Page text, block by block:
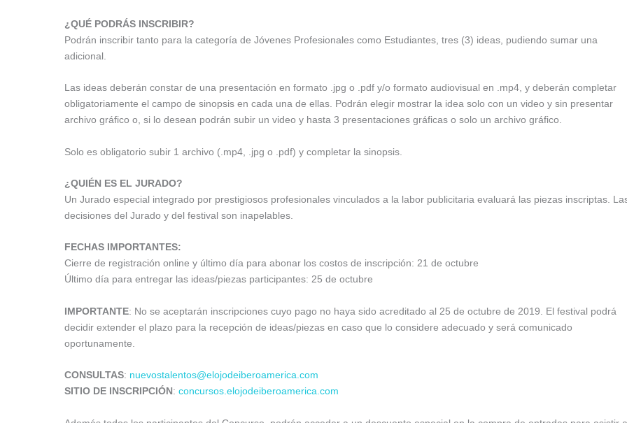
¿QUÉ PODRÁS INSCRIBIR?
Podrán inscribir tanto para la categoría de Jóvenes Profesionales como Estudiantes, tres (3) ideas, pudiendo sumar una
adicional.
Las ideas deberán constar de una presentación en formato .jpg o .pdf y/o formato audiovisual en .mp4, y deberán completar
obligatoriamente el campo de sinopsis en cada una de ellas. Podrán elegir mostrar la idea solo con un video y sin presentar
archivo gráfico o, si lo desean podrán subir un video y hasta 3 presentaciones gráficas o solo un archivo gráfico.
Solo es obligatorio subir 1 archivo (.mp4, .jpg o .pdf) y completar la sinopsis.
¿QUIÉN ES EL JURADO?
Un Jurado especial integrado por prestigiosos profesionales vinculados a la labor publicitaria evaluará las piezas inscriptas.
decisiones del Jurado y del festival son inapelables.
FECHAS IMPORTANTES:
Cierre de registración online y último día para abonar los costos de inscripción: 21 de octubre
Último día para entregar las ideas/piezas participantes: 25 de octubre
IMPORTANTE: No se aceptarán inscripciones cuyo pago no haya sido acreditado al 25 de octubre de 2019. El festival podrá
decidir extender el plazo para la recepción de ideas/piezas en caso que lo considere adecuado y será comunicado
oportunamente.
CONSULTAS: nuevostalentos@elojodeiberoamerica.com
SITIO DE INSCRIPCIÓN: concursos.elojodeiberoamerica.com